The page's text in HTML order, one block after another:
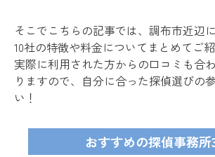
そこでこちらの記事では、調布市近辺
10社の特徴や料金についてまとめてご紹
実際に利用された方からの口コミも合
りますので、自分に合った探偵選びの
い！
おすすめの探偵事務所